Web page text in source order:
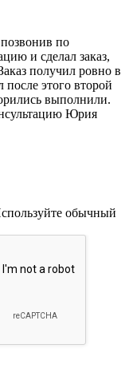
по
и сделал заказ,
получил ровно в
после этого второй
выполнили.
Юрия
обычный